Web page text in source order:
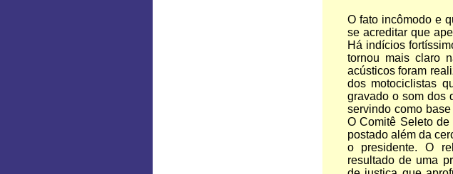
O fato incômodo e
se acreditar que
Há indícios
tornou mais claro
acústicos foram
dos motociclistas
gravado o som dos
servindo como
O Comitê Seleto
postado além da
o presidente. O
resultado de uma